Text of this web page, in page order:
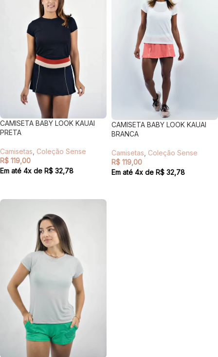
CAMISETA BABY LOOK KAUAI
PRETA
Camisetas Coleção Sense
R$ 119,00
Em até 4x de R$ 32,78
CAMISETA BABY LOOK KAUAI
BRANCA
Camisetas Coleção Sense
R$ 119,00
Em até 4x de R$ 32,78